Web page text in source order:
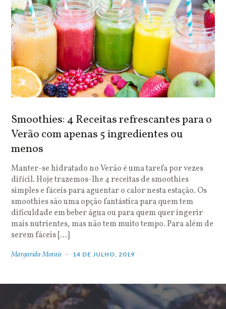
Smoothies: 4 Receitas refrescantes para o
Verão com apenas 5 ingredientes ou
menos
Manter-se hidratado no Verão é uma tarefa por vezes
difícil. Hoje trazemos-lhe 4 receitas de smoothies
simples e fáceis para aguentar o calor nesta estação. Os
smoothies são uma opção fantástica para quem tem
dificuldade em beber água ou para quem quer ingerir
mais nutrientes, mas não tem muito tempo. Para além de
serem fáceis […]
Margarida Morais 14 DE JULHO, 2019